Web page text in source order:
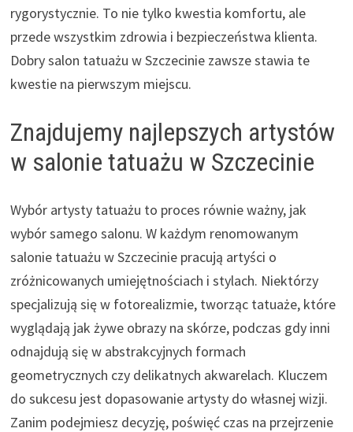
rygorystycznie. To nie tylko kwestia komfortu, ale
przede wszystkim zdrowia i bezpieczeństwa klienta.
Dobry salon tatuażu w Szczecinie zawsze stawia te
kwestie na pierwszym miejscu.
Znajdujemy najlepszych artystów
w salonie tatuażu w Szczecinie
Wybór artysty tatuażu to proces równie ważny, jak
wybór samego salonu. W każdym renomowanym
salonie tatuażu w Szczecinie pracują artyści o
zróżnicowanych umiejętnościach i stylach. Niektórzy
specjalizują się w fotorealizmie, tworząc tatuaże, które
wyglądają jak żywe obrazy na skórze, podczas gdy inni
odnajdują się w abstrakcyjnych formach
geometrycznych czy delikatnych akwarelach. Kluczem
do sukcesu jest dopasowanie artysty do własnej wizji.
Zanim podejmiesz decyzję, poświęć czas na przejrzenie